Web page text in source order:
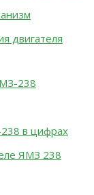
двигателя
238
в цифрах
ЯМЗ 238